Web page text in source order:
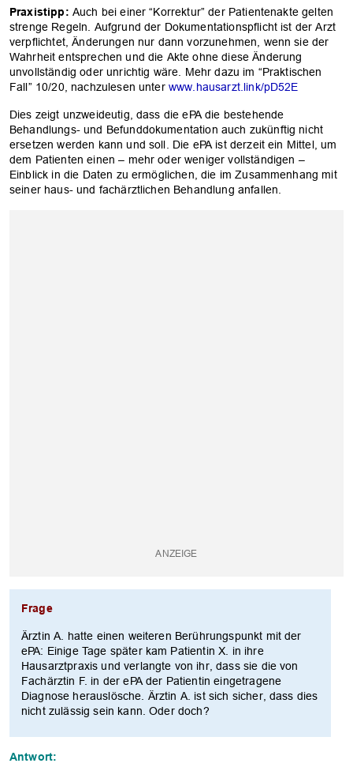
Praxistipp: Auch bei einer “Korrektur” der Patientenakte gelten
strenge Regeln. Aufgrund der Dokumentationspflicht ist der Arzt
verpflichtet, Änderungen nur dann vorzunehmen, wenn sie der
Wahrheit entsprechen und die Akte ohne diese Änderung
unvollständig oder unrichtig wäre. Mehr dazu im “Praktischen
Fall” 10/20, nachzulesen unter www.hausarzt.link/pD52E
Dies zeigt unzweideutig, dass die ePA die bestehende
Behandlungs- und Befunddokumentation auch zukünftig nicht
ersetzen werden kann und soll. Die ePA ist derzeit ein Mittel, um
dem Patienten einen – mehr oder weniger vollständigen –
Einblick in die Daten zu ermöglichen, die im Zusammenhang mit
seiner haus- und fachärztlichen Behandlung anfallen.
Frage
Ärztin A. hatte einen weiteren Berührungspunkt mit der
ePA: Einige Tage später kam Patientin X. in ihre
Hausarztpraxis und verlangte von ihr, dass sie die von
Fachärztin F. in der ePA der Patientin eingetragene
Diagnose herauslösche. Ärztin A. ist sich sicher, dass dies
nicht zulässig sein kann. Oder doch?
Antwort: